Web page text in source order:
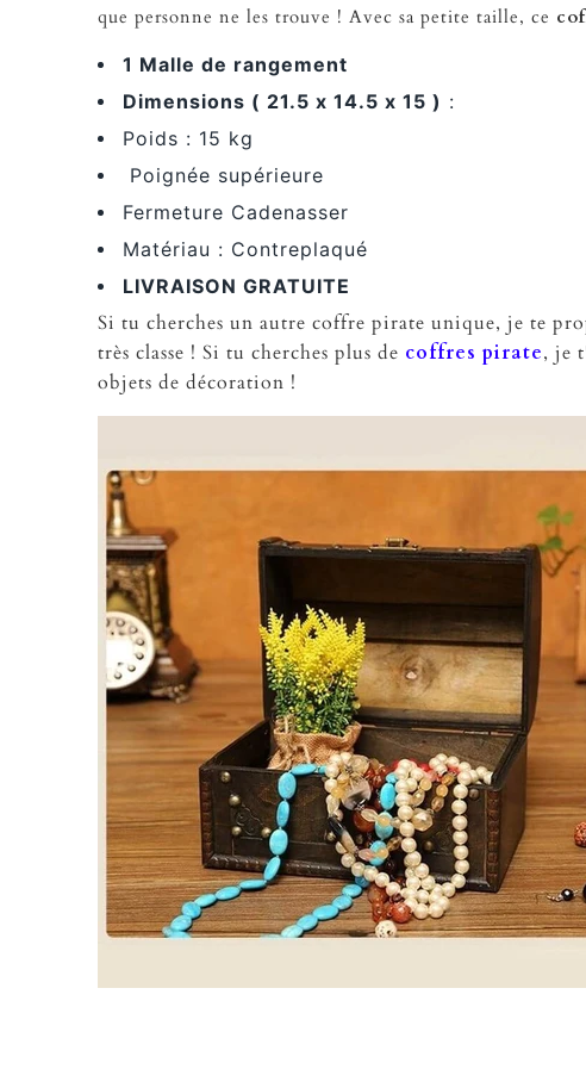
que personne ne les trouve ! Avec sa petite taille, ce
1 Malle de rangement
Dimensions ( 21.5 x 14.5 x 15 ) :
Poids : 15 kg
Poignée supérieure
Fermeture Cadenasser
Matériau : Contreplaqué
LIVRAISON GRATUITE
Si tu cherches un autre coffre pirate unique, je te
très classe ! Si tu cherches plus de coffres pirate, je
objets de décoration !